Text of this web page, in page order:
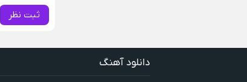
ثبت نظر
دانلود آهنگ